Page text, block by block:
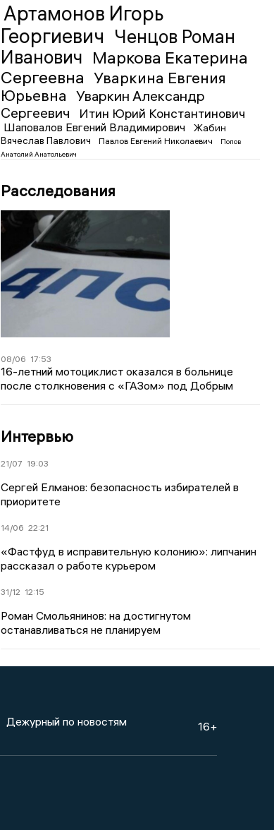
Артамонов Игорь
Георгиевич Ченцов Роман
Иванович Маркова Екатерина
Сергеевна Уваркина Евгения
Юрьевна
Уваркин Александр
Сергеевич
Итин Юрий Константинович
Шаповалов Евгений Владимирович
Жабин
Вячеслав Павлович
Павлов Евгений Николаевич
Попов
Анатолий Анатольевич
Расследования
08/06 17:53
16-летний мотоциклист оказался в больнице
после столкновения с «ГАЗом» под Добрым
Интервью
21/07 19:03
Сергей Елманов: безопасность избирателей в
приоритете
14/06 22:21
«Фастфуд в исправительную колонию»: липчанин
рассказал о работе курьером
31/12 12:15
Роман Смольянинов: на достигнутом
останавливаться не планируем
Дежурный по новостям 16+